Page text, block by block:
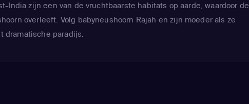
India zijn een van de vruchtbaarste habitats op aarde, waardoor de
overleeft. Volg babyneushoorn Rajah en zijn moeder als ze
dramatische paradijs.